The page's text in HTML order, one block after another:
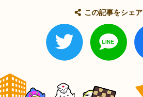
この記事をシェア